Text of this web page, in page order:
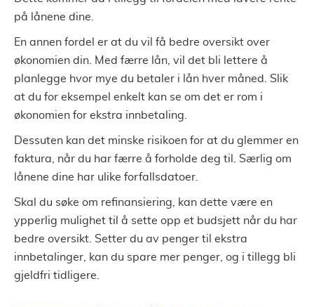
på lånene dine.
En annen fordel er at du vil få bedre oversikt over
økonomien din. Med færre lån, vil det bli lettere å
planlegge hvor mye du betaler i lån hver måned. Slik
at du for eksempel enkelt kan se om det er rom i
økonomien for ekstra innbetaling.
Dessuten kan det minske risikoen for at du glemmer en
faktura, når du har færre å forholde deg til. Særlig om
lånene dine har ulike forfallsdatoer.
Skal du søke om refinansiering, kan dette være en
ypperlig mulighet til å sette opp et budsjett når du har
bedre oversikt. Setter du av penger til ekstra
innbetalinger, kan du spare mer penger, og i tillegg bli
gjeldfri tidligere.